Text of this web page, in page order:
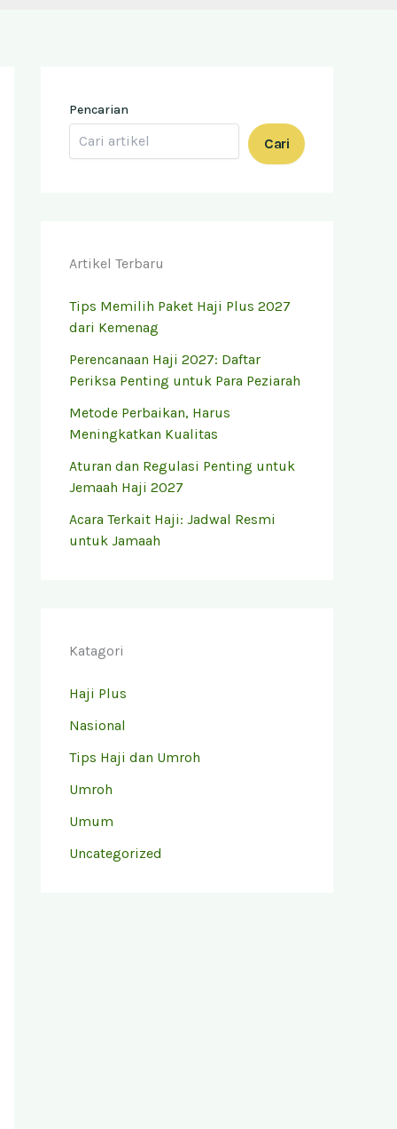
Pencarian
Cari
Artikel Terbaru
Tips Memilih Paket Haji Plus 2027
dari Kemenag
Perencanaan Haji 2027: Daftar
Periksa Penting untuk Para Peziarah
Metode Perbaikan, Harus
Meningkatkan Kualitas
Aturan dan Regulasi Penting untuk
Jemaah Haji 2027
Acara Terkait Haji: Jadwal Resmi
untuk Jamaah
Katagori
Haji Plus
Nasional
Tips Haji dan Umroh
Umroh
Umum
Uncategorized